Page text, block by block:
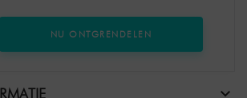
NU ONTGRENDELEN